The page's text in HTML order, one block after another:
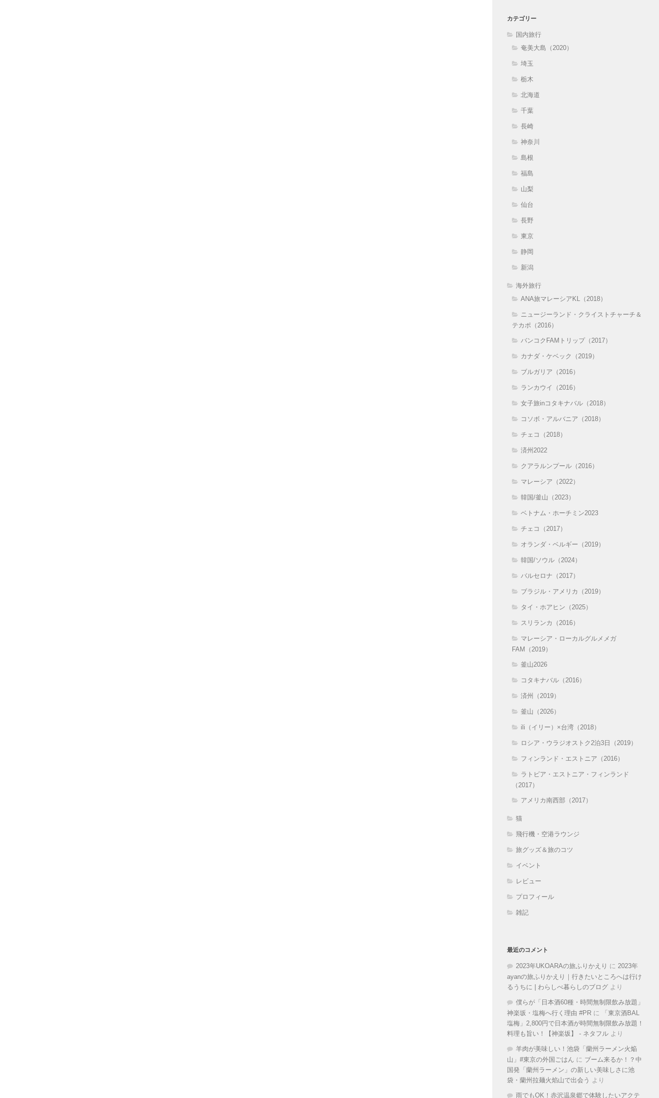
カテゴリー
国内旅行
奄美大島（2020）
埼玉
栃木
北海道
千葉
長崎
神奈川
島根
福島
山梨
仙台
長野
東京
静岡
新潟
海外旅行
ANA旅マレーシアKL（2018）
ニュージーランド・クライストチャーチ＆
テカポ（2016）
バンコクFAMトリップ（2017）
カナダ・ケベック（2019）
ブルガリア（2016）
ランカウイ（2016）
女子旅inコタキナバル（2018）
コソボ・アルバニア（2018）
チェコ（2018）
済州2022
クアラルンプール（2016）
マレーシア（2022）
韓国/釜山（2023）
ベトナム・ホーチミン2023
チェコ（2017）
オランダ・ベルギー（2019）
韓国/ソウル（2024）
バルセロナ（2017）
ブラジル・アメリカ（2019）
タイ・ホアヒン（2025）
スリランカ（2016）
マレーシア・ローカルグルメメガ
FAM（2019）
釜山2026
コタキナバル（2016）
済州（2019）
釜山（2026）
ili（イリー）×台湾（2018）
ロシア・ウラジオストク2泊3日（2019）
フィンランド・エストニア（2016）
ラトビア・エストニア・フィンランド
（2017）
アメリカ南西部（2017）
猫
飛行機・空港ラウンジ
旅グッズ＆旅のコツ
イベント
レビュー
プロフィール
雑記
最近のコメント
2023年UKOARAの旅ふりかえり に 2023年
ayanの旅ふりかえり｜行きたいところへは行け
るうちに | わらしべ暮らしのブログ より
僕らが「日本酒60種・時間無制限飲み放題」
神楽坂・塩梅へ行く理由 #PR に
「東京酒BAL
塩梅」2,800円で日本酒が時間無制限飲み放題！
料理も旨い！【神楽坂】 - ネタフル より
羊肉が美味しい！池袋「蘭州ラーメン火焔
山」#東京の外国ごはん に ブーム来るか！？中
国発「蘭州ラーメン」の新しい美味しさに池
袋・蘭州拉麺火焰山で出会う より
雨でもOK！赤沢温泉郷で体験したいアクテ